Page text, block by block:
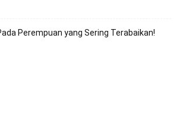
Perempuan yang Sering Terabaikan!